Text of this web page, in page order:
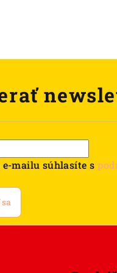
mailu súhlasíte s